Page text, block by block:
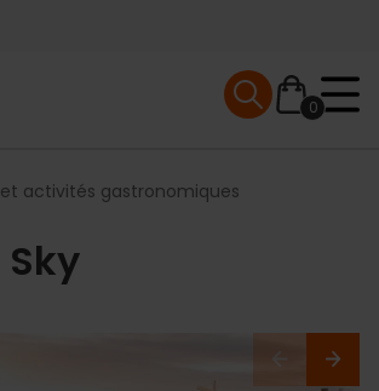
0
Mobile menu
et activités gastronomiques